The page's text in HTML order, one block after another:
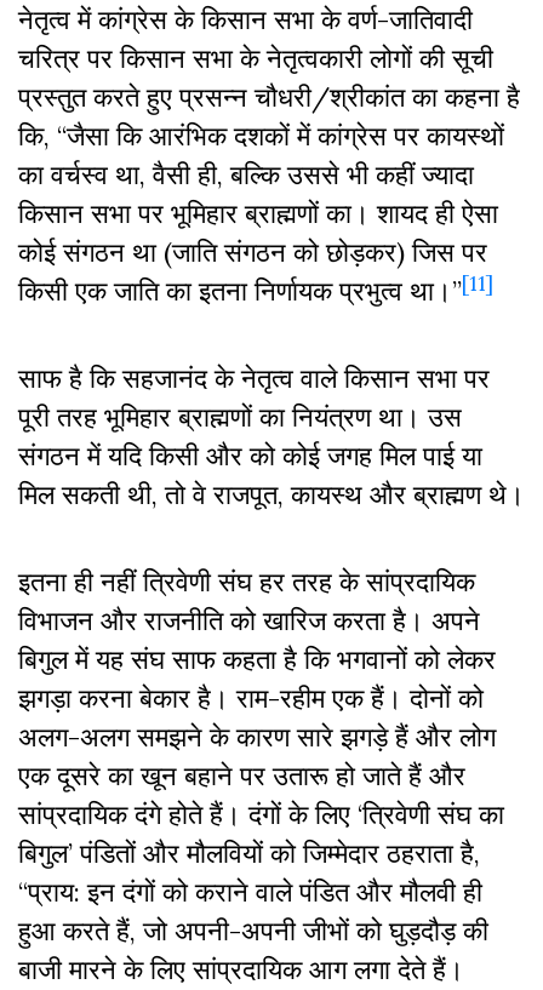
नेतृत्व में कांग्रेस के किसान सभा के वर्ण-जातिवादी
चरित्र पर किसान सभा के नेतृत्वकारी लोगों की सूची
प्रस्तुत करते हुए प्रसन्न चौधरी/श्रीकांत का कहना है
कि, “जैसा कि आरंभिक दशकों में कांग्रेस पर कायस्थों
का वर्चस्व था, वैसी ही, बल्कि उससे भी कहीं ज्यादा
किसान सभा पर भूमिहार ब्राह्मणों का। शायद ही ऐसा
कोई संगठन था (जाति संगठन को छोड़कर) जिस पर
किसी एक जाति का इतना निर्णायक प्रभुत्व था।”[11]
साफ है कि सहजानंद के नेतृत्व वाले किसान सभा पर
पूरी तरह भूमिहार ब्राह्मणों का नियंत्रण था। उस
संगठन में यदि किसी और को कोई जगह मिल पाई या
मिल सकती थी, तो वे राजपूत, कायस्थ और ब्राह्मण थे।
इतना ही नहीं त्रिवेणी संघ हर तरह के सांप्रदायिक
विभाजन और राजनीति को खारिज करता है। अपने
बिगुल में यह संघ साफ कहता है कि भगवानों को लेकर
झगड़ा करना बेकार है। राम-रहीम एक हैं। दोनों को
अलग-अलग समझने के कारण सारे झगड़े हैं और लोग
एक दूसरे का खून बहाने पर उतारू हो जाते हैं और
सांप्रदायिक दंगे होते हैं। दंगों के लिए ‘त्रिवेणी संघ का
बिगुल’ पंडितों और मौलवियों को जिम्मेदार ठहराता है,
“प्राय: इन दंगों को कराने वाले पंडित और मौलवी ही
हुआ करते हैं, जो अपनी-अपनी जीभों को घुड़दौड़ की
बाजी मारने के लिए सांप्रदायिक आग लगा देते हैं।